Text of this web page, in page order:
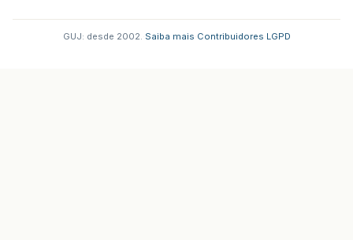
GUJ: desde 2002. Saiba mais Contribuidores LGPD